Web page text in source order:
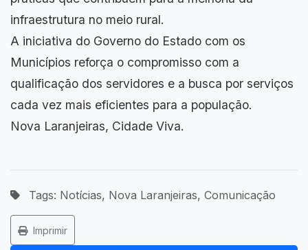
infraestrutura no meio rural.
A iniciativa do Governo do Estado com os
Municípios reforça o compromisso com a
qualificação dos servidores e a busca por serviços
cada vez mais eficientes para a população.
Nova Laranjeiras, Cidade Viva.
Tags: Notícias, Nova Laranjeiras, Comunicação
Imprimir